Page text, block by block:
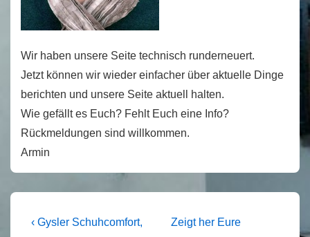
Wir haben unsere Seite technisch runderneuert.
Jetzt können wir wieder einfacher über aktuelle Dinge
berichten und unsere Seite aktuell halten.
Wie gefällt es Euch? Fehlt Euch eine Info?
Rückmeldungen sind willkommen.
Armin
Beitragsnavigation
Vorheriger
‹ Gysler Schuhcomfort,
Nächster
Zeigt her Eure